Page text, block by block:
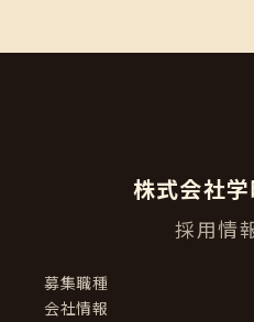
株式会社学
採用情
募集職種
会社情報